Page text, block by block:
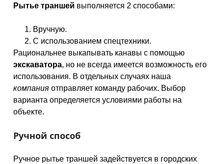
Рытье траншей выполняется 2 способами:
Вручную.
С использованием спецтехники.
Рациональнее выкапывать канавы с помощью
экскаватора, но не всегда имеется возможность его
использования. В отдельных случаях наша
компания отправляет команду рабочих. Выбор
варианта определяется условиями работы на
объекте.
Ручной способ
Ручное рытье траншей задействуется в городских